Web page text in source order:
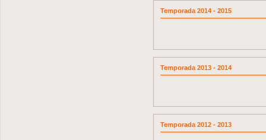
Temporada 2014 - 2015
Temporada 2013 - 2014
Temporada 2012 - 2013